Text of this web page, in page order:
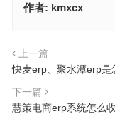
作者: kmxcx
上一篇
快麦erp、聚水潭erp是
下一篇
慧策电商erp系统怎么